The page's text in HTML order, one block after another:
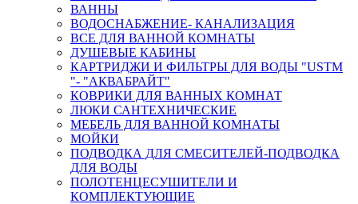
ВАННЫ
ВОДОСНАБЖЕНИЕ- КАНАЛИЗАЦИЯ
ВСЕ ДЛЯ ВАННОЙ КОМНАТЫ
ДУШЕВЫЕ КАБИНЫ
КАРТРИДЖИ И ФИЛЬТРЫ ДЛЯ ВОДЫ "USTM
"- "АКВАБРАЙТ"
КОВРИКИ ДЛЯ ВАННЫХ КОМНАТ
ЛЮКИ САНТЕХНИЧЕСКИЕ
МЕБЕЛЬ ДЛЯ ВАННОЙ КОМНАТЫ
МОЙКИ
ПОДВОДКА ДЛЯ СМЕСИТЕЛЕЙ-ПОДВОДКА
ДЛЯ ВОДЫ
ПОЛОТЕНЦЕСУШИТЕЛИ И
КОМПЛЕКТУЮЩИЕ